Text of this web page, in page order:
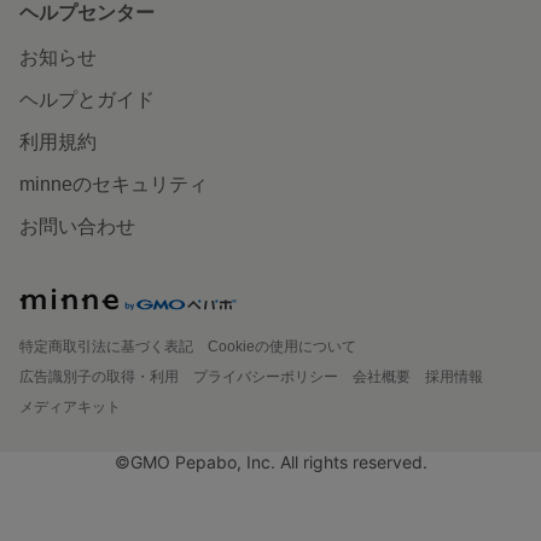
ヘルプセンター
お知らせ
ヘルプとガイド
利用規約
minneのセキュリティ
お問い合わせ
特定商取引法に基づく表記
Cookieの使用について
広告識別子の取得・利用
プライバシーポリシー 会社概要
採用情報
メディアキット
©GMO Pepabo, Inc. All rights reserved.